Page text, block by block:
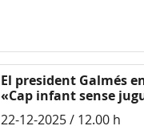
El president Galmés
«Cap infant sense
22-12-2025 / 12.00 h